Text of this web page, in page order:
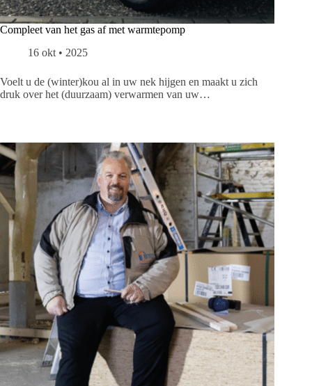
Compleet van het gas af met warmtepomp
16 okt • 2025
Voelt u de (winter)kou al in uw nek hijgen en maakt u zich
druk over het (duurzaam) verwarmen van uw…